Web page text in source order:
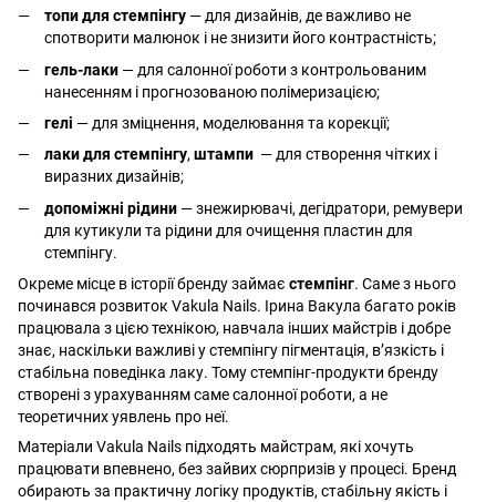
топи для стемпінгу — для дизайнів, де важливо не
спотворити малюнок і не знизити його контрастність;
гель-лаки — для салонної роботи з контрольованим
нанесенням і прогнозованою полімеризацією;
гелі — для зміцнення, моделювання та корекції;
лаки для стемпінгу,штампи — для створення чітких і
виразних дизайнів;
допоміжні рідини — знежирювачі, дегідратори, ремувери
для кутикули та рідини для очищення пластин для
стемпінгу.
Окреме місце в історії бренду займає стемпінг. Саме з нього
починався розвиток Vakula Nails. Ірина Вакула багато років
працювала з цією технікою, навчала інших майстрів і добре
знає, наскільки важливі у стемпінгу пігментація, в’язкість і
стабільна поведінка лаку. Тому стемпінг-продукти бренду
створені з урахуванням саме салонної роботи, а не
теоретичних уявлень про неї.
Матеріали Vakula Nails підходять майстрам, які хочуть
працювати впевнено, без зайвих сюрпризів у процесі. Бренд
обирають за практичну логіку продуктів, стабільну якість і